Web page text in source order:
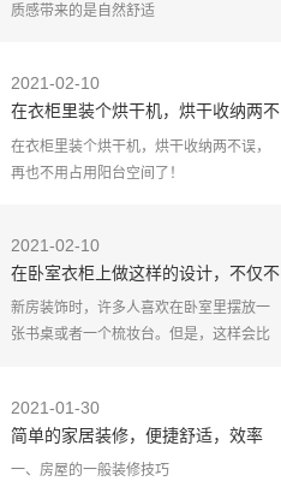
生活
质感带来的是自然舒适
以自然随性的质感生活
回归自我与纯粹
拥抱新式自然美学
从自然万物的美
2021-02-10
在衣柜里装个烘干机，烘干收纳两不
误，再也不用占用阳台空间了！
在衣柜里装个烘干机，烘干收纳两不误，
再也不用占用阳台空间了！
房，但现在很多业主都喜欢将阳
2021-02-10
在卧室衣柜上做这样的设计，不仅不
占面积，还剩下买床头柜了
新房装饰时，许多人喜欢在卧室里摆放一
张书桌或者一个梳妆台。但是，这样会比
安装书桌或妆台。
2021-01-30
简单的家居装修，便捷舒适，效率
高！
一、房屋的一般装修技巧